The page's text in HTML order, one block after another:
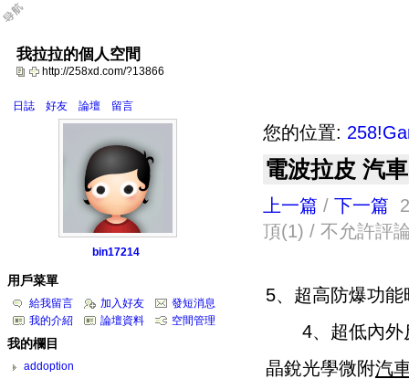
我拉拉的個人空間
http://258xd.com/?13866
日誌 好友 論壇 留言
您的位置:
電波拉皮 汽
上一篇 / 下一篇
頂(1) / 不允許評
5、超高防爆功
4、超低內外
晶銳光學微附汽
bin17214
用戶菜單
給我留言 加入好友
發短消息
我的介紹
論壇資料 空間管理
我的欄目
addoption